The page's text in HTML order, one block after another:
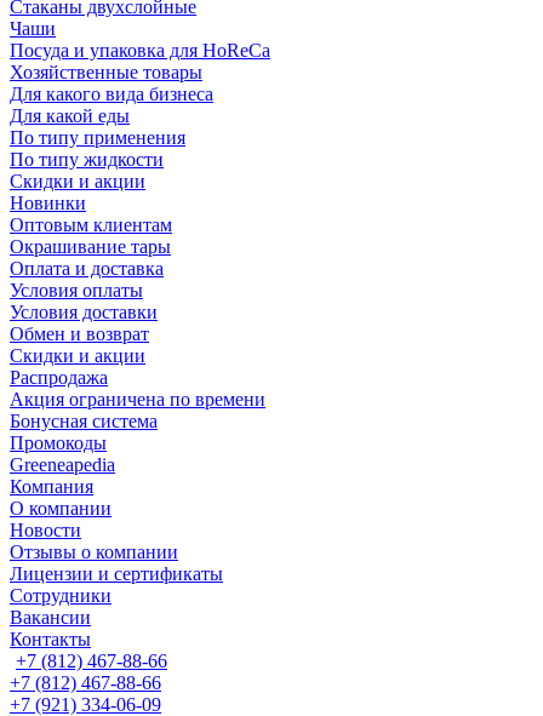
Стаканы двухслойные
Чаши
Посуда и упаковка для HoReCa
Хозяйственные товары
Для какого вида бизнеса
Для какой еды
По типу применения
По типу жидкости
Скидки и акции
Новинки
Оптовым клиентам
Окрашивание тары
Оплата и доставка
Условия оплаты
Условия доставки
Обмен и возврат
Скидки и акции
Распродажа
Акция ограничена по времени
Бонусная система
Промокоды
Greeneapedia
Компания
О компании
Новости
Отзывы о компании
Лицензии и сертификаты
Сотрудники
Вакансии
Контакты
+7 (812) 467-88-66
+7 (812) 467-88-66
+7 (921) 334-06-09